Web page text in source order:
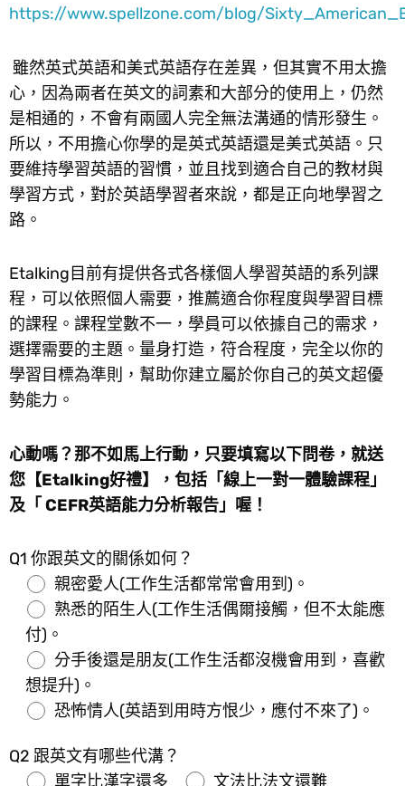
https://www.spellzone.com/blog/
雖然英式英語和美式英語存在差異，但其實不用太擔
心，因為兩者在英文的詞素和大部分的使用上，仍然
是相通的，不會有兩國人完全無法溝通的情形發生。
所以，不用擔心你學的是英式英語還是美式英語。只
要維持學習英語的習慣，並且找到適合自己的教材與
學習方式，對於英語學習者來說，都是正向地學習之
路。
Etalking目前有提供各式各樣個人學習英語的系列課
程，可以依照個人需要，推薦適合你程度與學習目標
的課程。課程堂數不一，學員可以依據自己的需求，
選擇需要的主題。量身打造，符合程度，完全以你的
學習目標為準則，幫助你建立屬於你自己的英文超優
勢能力。
心動嗎？那不如馬上行動，只要填寫以下問卷，就送
您【Etalking好禮】，包括「線上一對一體驗課程」
及「 CEFR英語能力分析報告」喔！
Q1 你跟英文的關係如何？
親密愛人(工作生活都常常會用到)。
熟悉的陌生人(工作生活偶爾接觸，但不太能應
付)。
分手後還是朋友(工作生活都沒機會用到，喜歡
想提升)。
恐怖情人(英語到用時方恨少，應付不來了)。
Q2 跟英文有哪些代溝？
單字比漢字還多
文法比法文還難